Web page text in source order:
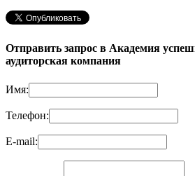
Отправить запрос в Академия
аудиторская компания
Имя:
Телефон:
E-mail: